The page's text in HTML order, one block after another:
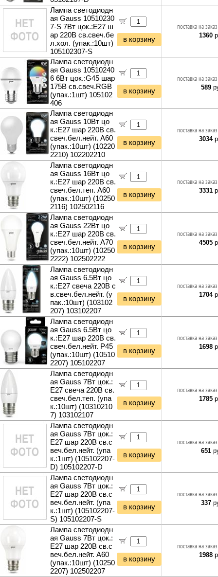
Лампа светодиодн
ая Gauss 10510230
7-S 7Вт цок.:E27 ш
ар 220B св.свеч.бе
л.хол. (упак.:10шт)
105102307-S
в корзину
поставка на
1360
Лампа светодиодн
ая Gauss 10510240
6 6Вт цок.:G45 шар
175B св.свеч.RGB
(упак.:1шт) 105102
406
в корзину
поставка на
589
Лампа светодиодн
ая Gauss 10Вт цо
к.:E27 шар 220B св.
свеч.бел.нейт. A60
(упак.:10шт) (10220
2210) 102202210
в корзину
поставка на
3034
Лампа светодиодн
ая Gauss 16Вт цо
к.:E27 шар 220B св.
свеч.бел.теп. A60
(упак.:10шт) (10250
2116) 102502116
в корзину
поставка на
3331
Лампа светодиодн
ая Gauss 22Вт цо
к.:E27 шар 220B св.
свеч.бел.нейт. A70
(упак.:10шт) (10250
2222) 102502222
в корзину
поставка на
4505
Лампа светодиодн
ая Gauss 6.5Вт цо
к.:E27 свеча 220B с
в.свеч.бел.нейт. (у
пак.:10шт) (103102
207) 103102207
в корзину
поставка на
1704
Лампа светодиодн
ая Gauss 6.5Вт цо
к.:E27 шар 220B св.
свеч.бел.нейт. P45
(упак.:10шт) (10510
2207) 105102207
в корзину
поставка на
1698
Лампа светодиодн
ая Gauss 7Вт цок.:
E27 свеча 220B св.
свеч.бел.теп. (упа
к.:10шт) (10310210
7) 103102107
в корзину
поставка на
1785
Лампа светодиодн
ая Gauss 7Вт цок.:
E27 шар 220B св.с
веч.бел.нейт. (упа
к.:1шт) (105102207-
D) 105102207-D
в корзину
поставка на
651
Лампа светодиодн
ая Gauss 7Вт цок.:
E27 шар 220B св.с
веч.бел.нейт. (упа
к.:1шт) (105102207-
S) 105102207-S
в корзину
поставка на
337
Лампа светодиодн
ая Gauss 7Вт цок.:
E27 шар 220B св.с
веч.бел.нейт. A60
(упак.:10шт) (10250
2207) 102502207
в корзину
поставка на
1988